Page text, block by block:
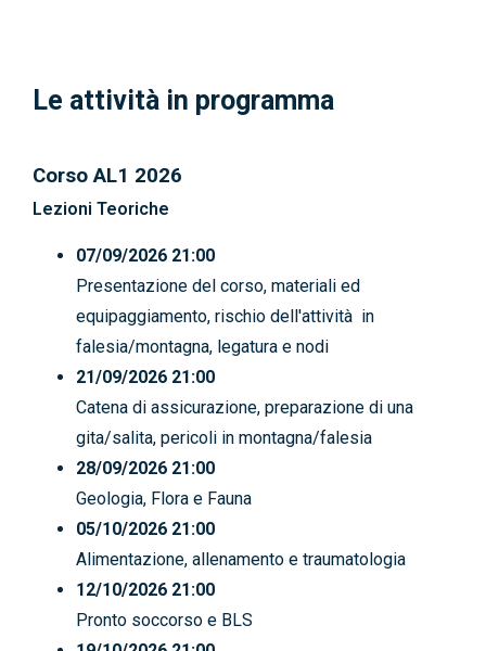
Le attività in programma
Corso AL1 2026
Lezioni Teoriche
07/09/2026 21:00
Presentazione del corso, materiali ed
equipaggiamento, rischio dell'attività in
falesia/montagna, legatura e nodi
21/09/2026 21:00
Catena di assicurazione, preparazione di una
gita/salita, pericoli in montagna/falesia
28/09/2026 21:00
Geologia, Flora e Fauna
05/10/2026 21:00
Alimentazione, allenamento e traumatologia
12/10/2026 21:00
Pronto soccorso e BLS